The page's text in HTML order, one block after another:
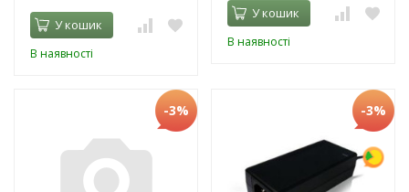
У кошик
В наявності
У кошик
В наявності
-3% -3%